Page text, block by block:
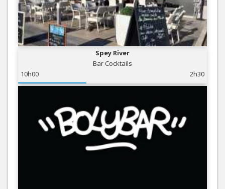
Spey River
Bar Cocktails
10h00
2h30